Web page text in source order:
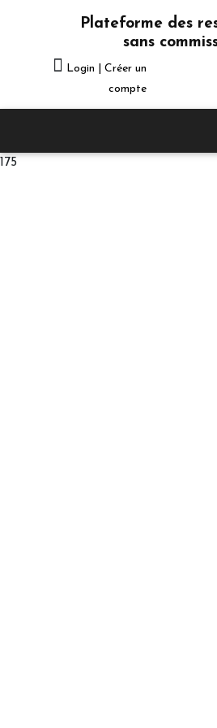
Plateforme des
sans
Login | Créer un
compte
175